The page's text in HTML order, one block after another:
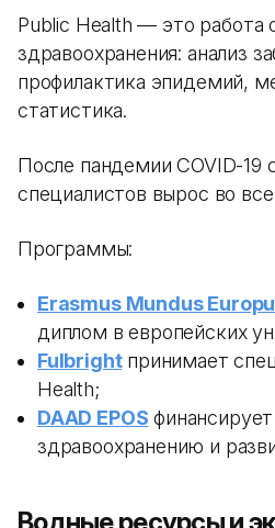
Public Health — это работа
здравоохранения: анализ
профилактика эпидемий,
статистика.
После пандемии COVID-19
специалистов вырос во
Программы:
Erasmus Mundus
диплом в европейских
Fulbrightпринимает
Health;
DAAD EPOS
здравоохранению и
Водные ресурсы и